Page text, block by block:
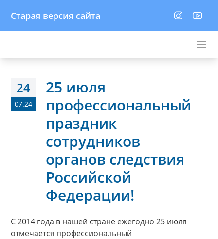
Старая версия сайта
24
07.24
25 июля
профессиональный
праздник
сотрудников
органов следствия
Российской
Федерации!
С 2014 года в нашей стране ежегодно 25 июля
отмечается профессиональный